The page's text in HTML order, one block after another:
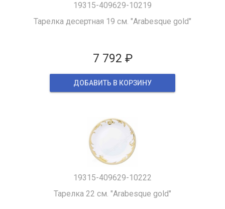
19315-409629-10219
Тарелка десертная 19 см. "Arabesque gold"
7 792 ₽
ДОБАВИТЬ В КОРЗИНУ
19315-409629-10222
Тарелка 22 см. "Arabesque gold"